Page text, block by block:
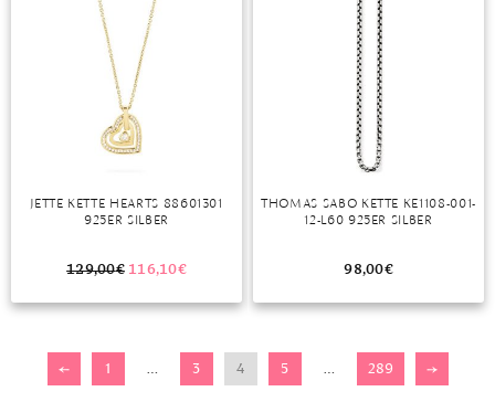
JETTE KETTE HEARTS 88601301
925ER SILBER
129,00€ 116,10€
THOMAS SABO KETTE KE1108-001-
12-L60 925ER SILBER
98,00€
← 1 … 3 4 5 … 289 →